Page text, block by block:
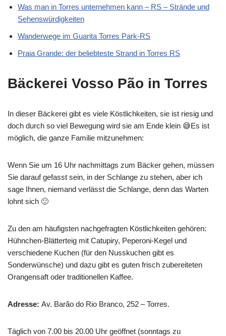
Was man in Torres unternehmen kann – RS – Strände und
Sehenswürdigkeiten
Wanderwege im Guarita Torres Park-RS
Praia Grande: der beliebteste Strand in Torres RS
Bäckerei Vosso Pão in Torres
In dieser Bäckerei gibt es viele Köstlichkeiten, sie ist riesig und
doch durch so viel Bewegung wird sie am Ende klein 😅Es ist
möglich, die ganze Familie mitzunehmen:
Wenn Sie um 16 Uhr nachmittags zum Bäcker gehen, müssen
Sie darauf gefasst sein, in der Schlange zu stehen, aber ich
sage Ihnen, niemand verlässt die Schlange, denn das Warten
lohnt sich 🙂
Zu den am häufigsten nachgefragten Köstlichkeiten gehören:
Hühnchen-Blätterteig mit Catupiry, Peperoni-Kegel und
verschiedene Kuchen (für den Nusskuchen gibt es
Sonderwünsche) und dazu gibt es guten frisch zubereiteten
Orangensaft oder traditionellen Kaffee.
Adresse: Av. Barão do Rio Branco, 252 – Torres.
Täglich von 7.00 bis 20.00 Uhr geöffnet (sonntags zu